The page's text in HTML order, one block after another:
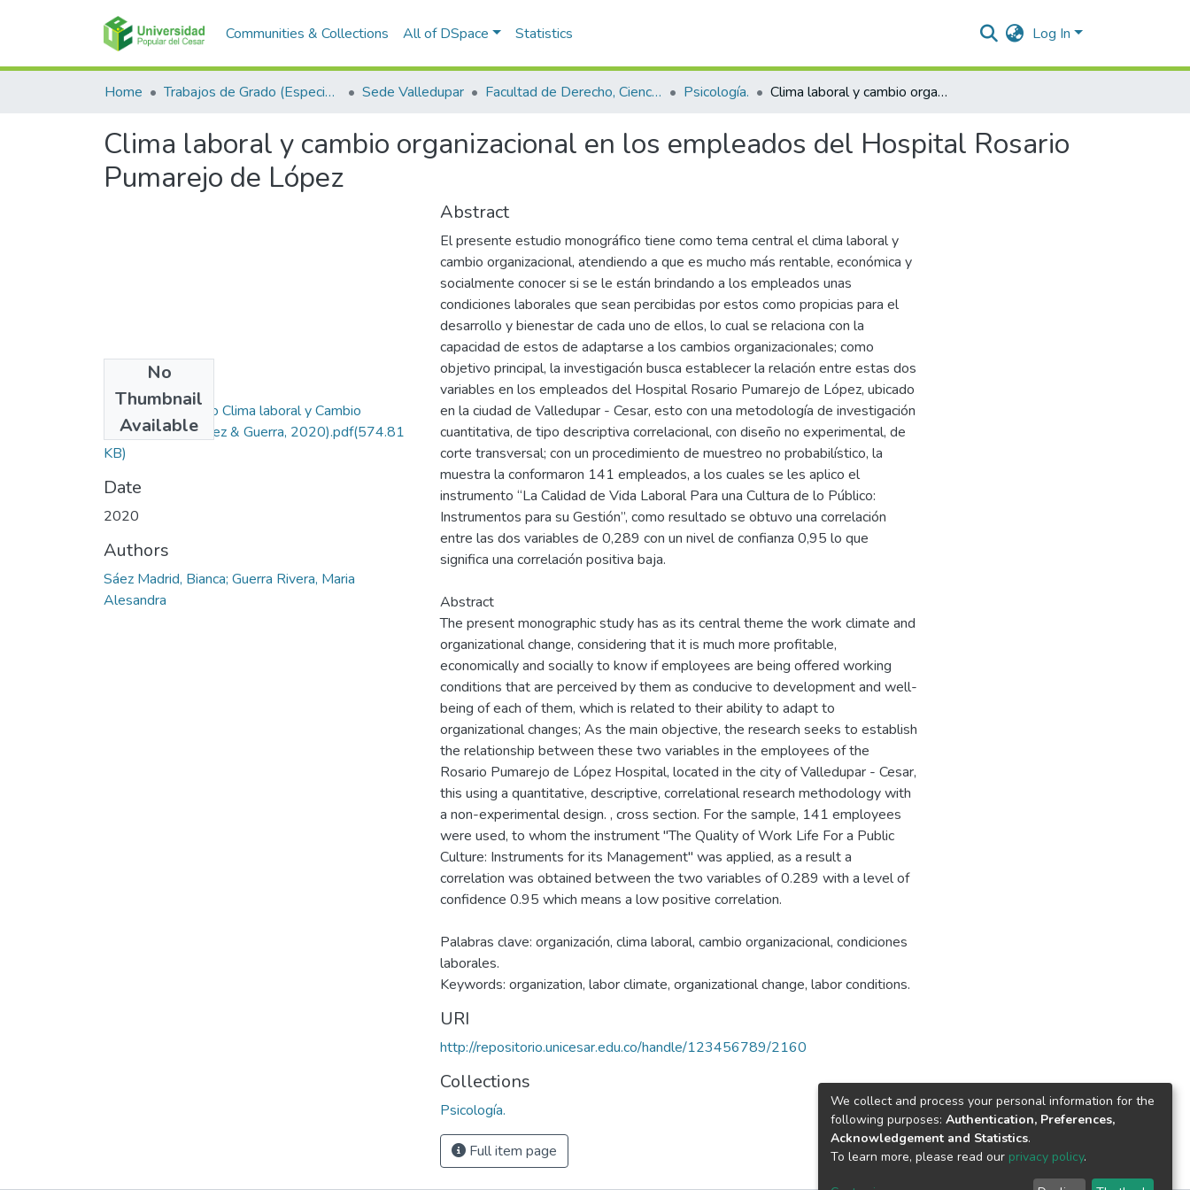
Communities & Collections All of DSpace Statistics Log In
Home Trabajos de Grado (Especializaciones y Pregrados) Sede Valledupar Facultad de Derecho, Ciencias Políticas y Sociales. Psicología. Clima laboral y cambio organizacional en los empleados del Hospital Rosario Pumarejo de López
Clima laboral y cambio organizacional en los empleados del Hospital Rosario
Pumarejo de López
No
Thumbnail
Available
Proyecto de grado Clima laboral y Cambio
organizacional (Saez & Guerra, 2020).pdf(574.81
KB)
Date
2020
Authors
Sáez Madrid, Bianca; Guerra Rivera, Maria
Alesandra
Abstract
El presente estudio monográfico tiene como tema central el clima laboral y
cambio organizacional, atendiendo a que es mucho más rentable, económica y
socialmente conocer si se le están brindando a los empleados unas
condiciones laborales que sean percibidas por estos como propicias para el
desarrollo y bienestar de cada uno de ellos, lo cual se relaciona con la
capacidad de estos de adaptarse a los cambios organizacionales; como
objetivo principal, la investigación busca establecer la relación entre estas dos
variables en los empleados del Hospital Rosario Pumarejo de López, ubicado
en la ciudad de Valledupar - Cesar, esto con una metodología de investigación
cuantitativa, de tipo descriptiva correlacional, con diseño no experimental, de
corte transversal; con un procedimiento de muestreo no probabilístico, la
muestra la conformaron 141 empleados, a los cuales se les aplico el
instrumento “La Calidad de Vida Laboral Para una Cultura de lo Público:
Instrumentos para su Gestión”, como resultado se obtuvo una correlación
entre las dos variables de 0,289 con un nivel de confianza 0,95 lo que
significa una correlación positiva baja.
Abstract
The present monographic study has as its central theme the work climate and
organizational change, considering that it is much more profitable,
economically and socially to know if employees are being offered working
conditions that are perceived by them as conducive to development and well-
being of each of them, which is related to their ability to adapt to
organizational changes; As the main objective, the research seeks to establish
the relationship between these two variables in the employees of the
Rosario Pumarejo de López Hospital, located in the city of Valledupar - Cesar,
this using a quantitative, descriptive, correlational research methodology with
a non-experimental design. , cross section. For the sample, 141 employees
were used, to whom the instrument "The Quality of Work Life For a Public
Culture: Instruments for its Management" was applied, as a result a
correlation was obtained between the two variables of 0.289 with a level of
confidence 0.95 which means a low positive correlation.
Palabras clave: organización, clima laboral, cambio organizacional, condiciones
laborales.
Keywords: organization, labor climate, organizational change, labor conditions.
URI
http://repositorio.unicesar.edu.co/handle/123456789/2160
Collections
Psicología.
Full item page
We collect and process your personal information for the
following purposes: Authentication, Preferences,
Acknowledgement and Statistics.
To learn more, please read our privacy policy.